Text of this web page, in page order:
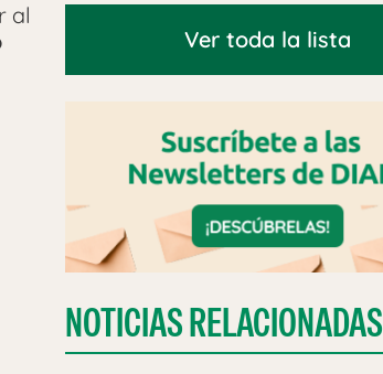
al
Ver toda la lista
NOTICIAS RELACIONADAS